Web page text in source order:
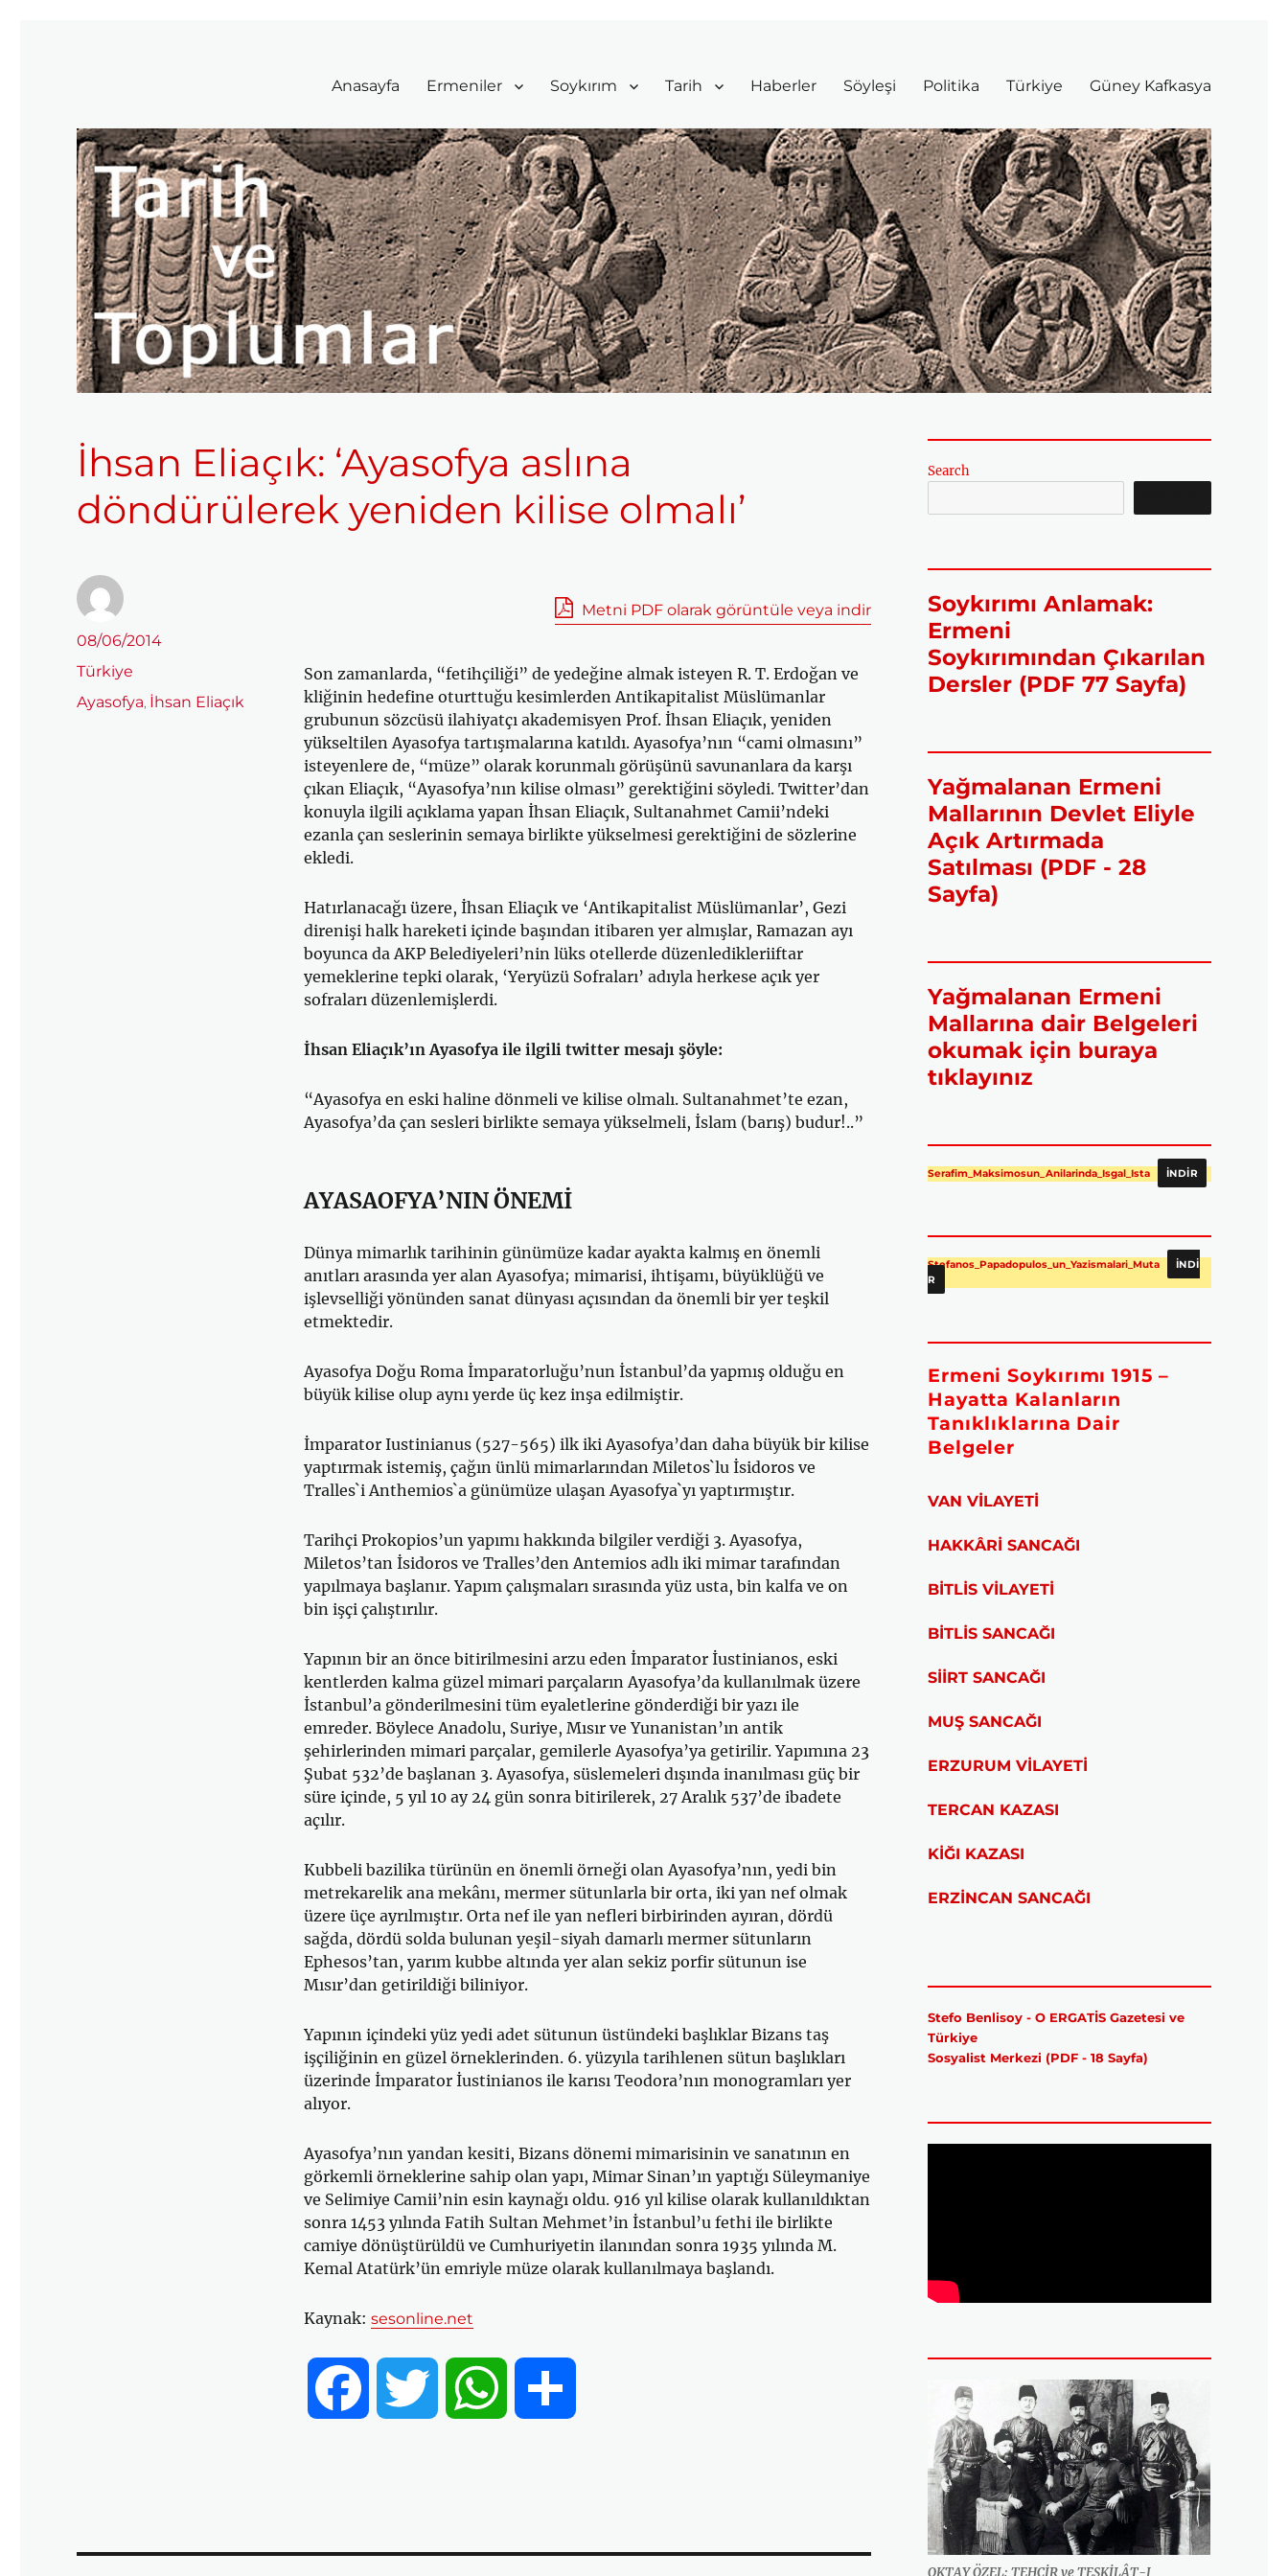
Tarih ve ToplumlarAnasayfa Ermeniler Soykırım Tarih Haberler Söyleşi Politika Türkiye Güney Kafkasya
İhsan Eliaçık: ‘Ayasofya aslına
döndürülerek yeniden kilise olmalı’
Metni PDF olarak görüntüle veya indir
Son zamanlarda, “fetihçiliği” de yedeğine almak isteyen R. T. Erdoğan ve
kliğinin hedefine oturttuğu kesimlerden Antikapitalist Müslümanlar
grubunun sözcüsü ilahiyatçı akademisyen Prof. İhsan Eliaçık, yeniden
yükseltilen Ayasofya tartışmalarına katıldı. Ayasofya’nın “cami olmasını”
isteyenlere de, “müze” olarak korunmalı görüşünü savunanlara da karşı
çıkan Eliaçık, “Ayasofya’nın kilise olması” gerektiğini söyledi. Twitter’dan
konuyla ilgili açıklama yapan İhsan Eliaçık, Sultanahmet Camii’ndeki
ezanla çan seslerinin semaya birlikte yükselmesi gerektiğini de sözlerine
ekledi.
Hatırlanacağı üzere, İhsan Eliaçık ve ‘Antikapitalist Müslümanlar’, Gezi
direnişi halk hareketi içinde başından itibaren yer almışlar, Ramazan ayı
boyunca da AKP Belediyeleri’nin lüks otellerde düzenledikleriiftar
yemeklerine tepki olarak, ‘Yeryüzü Sofraları’ adıyla herkese açık yer
sofraları düzenlemişlerdi.
İhsan Eliaçık’ın Ayasofya ile ilgili twitter mesajı şöyle:
“Ayasofya en eski haline dönmeli ve kilise olmalı. Sultanahmet’te ezan,
Ayasofya’da çan sesleri birlikte semaya yükselmeli, İslam (barış) budur!..”
AYASAOFYA’NIN ÖNEMİ
Dünya mimarlık tarihinin günümüze kadar ayakta kalmış en önemli
anıtları arasında yer alan Ayasofya; mimarisi, ihtişamı, büyüklüğü ve
işlevselliği yönünden sanat dünyası açısından da önemli bir yer teşkil
etmektedir.
Ayasofya Doğu Roma İmparatorluğu’nun İstanbul’da yapmış olduğu en
büyük kilise olup aynı yerde üç kez inşa edilmiştir.
İmparator Iustinianus (527-565) ilk iki Ayasofya’dan daha büyük bir kilise
yaptırmak istemiş, çağın ünlü mimarlarından Miletos`lu İsidoros ve
Tralles`i Anthemios`a günümüze ulaşan Ayasofya`yı yaptırmıştır.
Tarihçi Prokopios’un yapımı hakkında bilgiler verdiği 3. Ayasofya,
Miletos’tan İsidoros ve Tralles’den Antemios adlı iki mimar tarafından
yapılmaya başlanır. Yapım çalışmaları sırasında yüz usta, bin kalfa ve on
bin işçi çalıştırılır.
Yapının bir an önce bitirilmesini arzu eden İmparator İustinianos, eski
kentlerden kalma güzel mimari parçaların Ayasofya’da kullanılmak üzere
İstanbul’a gönderilmesini tüm eyaletlerine gönderdiği bir yazı ile
emreder. Böylece Anadolu, Suriye, Mısır ve Yunanistan’ın antik
şehirlerinden mimari parçalar, gemilerle Ayasofya’ya getirilir. Yapımına 23
Şubat 532’de başlanan 3. Ayasofya, süslemeleri dışında inanılması güç bir
süre içinde, 5 yıl 10 ay 24 gün sonra bitirilerek, 27 Aralık 537’de ibadete
açılır.
Kubbeli bazilika türünün en önemli örneği olan Ayasofya’nın, yedi bin
metrekarelik ana mekânı, mermer sütunlarla bir orta, iki yan nef olmak
üzere üçe ayrılmıştır. Orta nef ile yan nefleri birbirinden ayıran, dördü
sağda, dördü solda bulunan yeşil-siyah damarlı mermer sütunların
Ephesos’tan, yarım kubbe altında yer alan sekiz porfir sütunun ise
Mısır’dan getirildiği biliniyor.
Yapının içindeki yüz yedi adet sütunun üstündeki başlıklar Bizans taş
işçiliğinin en güzel örneklerinden. 6. yüzyıla tarihlenen sütun başlıkları
üzerinde İmparator İustinianos ile karısı Teodora’nın monogramları yer
alıyor.
Ayasofya’nın yandan kesiti, Bizans dönemi mimarisinin ve sanatının en
görkemli örneklerine sahip olan yapı, Mimar Sinan’ın yaptığı Süleymaniye
ve Selimiye Camii’nin esin kaynağı oldu. 916 yıl kilise olarak kullanıldıktan
sonra 1453 yılında Fatih Sultan Mehmet’in İstanbul’u fethi ile birlikte
camiye dönüştürüldü ve Cumhuriyetin ilanından sonra 1935 yılında M.
Kemal Atatürk’ün emriyle müze olarak kullanılmaya başlandı.
Kaynak: sesonline.net
Yazar
Yayın
08/06/2014
Kategoriler
Türkiye
Etiketler
Ayasofya, İhsan Eliaçık
Search
Soykırımı Anlamak:
Ermeni
Soykırımından Çıkarılan
Dersler (PDF 77 Sayfa)
Yağmalanan Ermeni
Mallarının Devlet Eliyle
Açık Artırmada
Satılması (PDF - 28
Sayfa)
Yağmalanan Ermeni
Mallarına dair Belgeleri
okumak için buraya
tıklayınız
Serafim_Maksimosun_Anilarinda_Isgal_Ista İNDIR
Stefanos_Papadopulos_un_Yazismalari_Muta
İNDI
R
Ermeni Soykırımı 1915 –
Hayatta Kalanların
Tanıklıklarına Dair
Belgeler
VAN VİLAYETİ
HAKKÂRİ SANCAĞI
BİTLİS VİLAYETİ
BİTLİS SANCAĞI
SİİRT SANCAĞI
MUŞ SANCAĞI
ERZURUM VİLAYETİ
TERCAN KAZASI
KİĞI KAZASI
ERZİNCAN SANCAĞI
Stefo Benlisoy - O ERGATİS Gazetesi ve
Türkiye
Sosyalist Merkezi (PDF - 18 Sayfa)
OKTAY ÖZEL: TEHCİR ve TEŞKİLÂT-I